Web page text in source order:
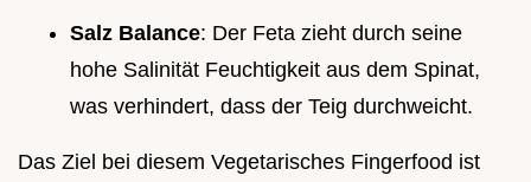
Salz Balance: Der Feta zieht durch seine
hohe Salinität Feuchtigkeit aus dem Spinat,
was verhindert, dass der Teig durchweicht.
Das Ziel bei diesem Vegetarisches Fingerfood ist